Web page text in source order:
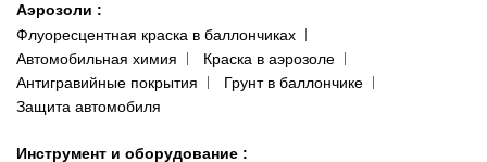
Аэрозоли :
Флуоресцентная краска в баллончиках
Автомобильная химия
Краска в аэрозоле
Антигравийные покрытия
Грунт в баллончике
Защита автомобиля
Инструмент и оборудование :